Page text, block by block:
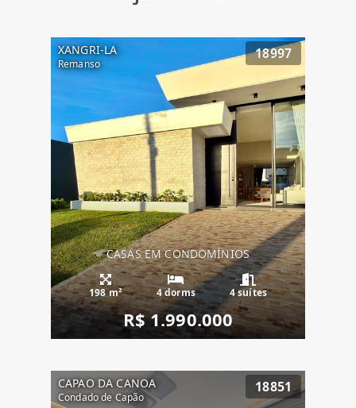
XANGRI-LA
Remanso
18997
CASAS EM CONDOMÍNIOS
198 m² 4 dorms 4 suítes
R$ 1.990.000
CAPAO DA CANOA
Condado de Capão
18851